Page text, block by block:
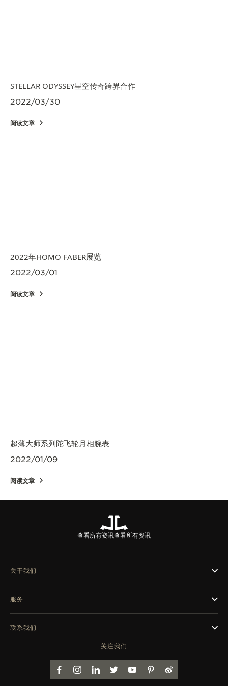
STELLAR ODYSSEY星空传奇跨界合作
2022/03/30
阅读文章
2022年HOMO FABER展览
2022/03/01
阅读文章
超薄大师系列陀飞轮月相腕表
2022/01/09
阅读文章
查看所有资讯查看所有资讯
关注我们
FACEBOOK
INSTAGRAM
LINKEDINTWITTERYOUTUBEPINTEREST
WEIBO
关于我们
服务
联系我们